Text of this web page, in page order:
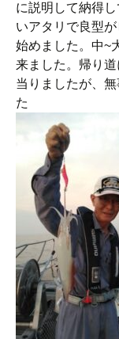
に説明して納得
いアタリで良型
始めました。中~
来ました。帰り
当りましたが
た